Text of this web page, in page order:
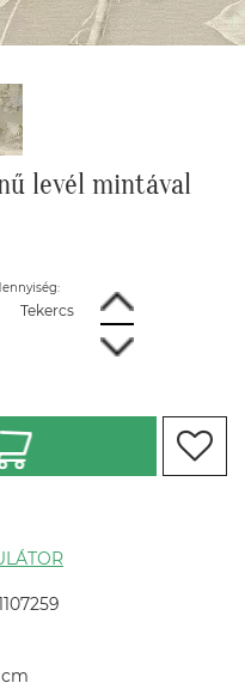
levél mintával
Tekercs